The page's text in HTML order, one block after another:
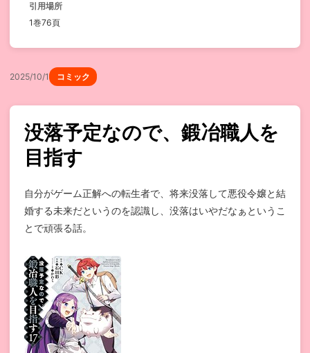
引用場所
1巻76頁
2025/10/1 コミック
没落予定なので、鍛冶職人を
目指す
自分がゲーム正解への転生者で、将来没落して悪役令嬢と結
婚する未来だというのを認識し、没落はいやだなぁというこ
とで頑張る話。